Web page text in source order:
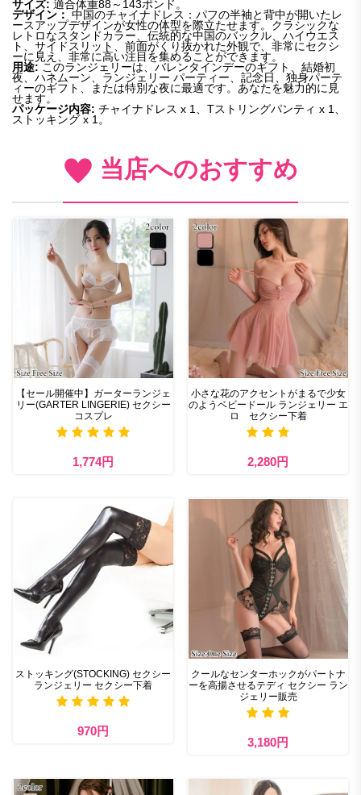
サイズ: 適合体重88～143ポンド。
デザイン： 中国のチャイナドレス：パフの半袖と背中が開いたレ
ースアップデザインが女性の体型を際立たせます。クラシックな
レトロなスタンドカラー、伝統的な中国のバックル、ハイウエス
ト、サイドスリット、前面がくり抜かれた外観で、非常にセクシ
ーに見え、非常に高い注目を集めることができます。
用途: このランジェリーは、バレンタインデーのギフト、結婚初
夜、ハネムーン、ランジェリー パーティー、記念日、独身パーテ
ィーのギフト、または特別な夜に最適です。あなたを魅力的に見
せます。
パッケージ内容: チャイナドレス x 1、Tストリングパンティ x 1、
ストッキング x 1。
当店へのおすすめ
【セール開催中】ガーターランジェ
リー(GARTER LINGERIE) セクシー
コスプレ
1,774円
小さな花のアクセントがまるで少女
のようベビードール ランジェリー エ
ロ セクシー下着
2,280円
ストッキング(STOCKING) セクシー
ランジェリー セクシー下着
970円
クールなセンターホックがパートナ
ーを高揚させるテディ セクシー ラン
ジェリー販売
3,180円